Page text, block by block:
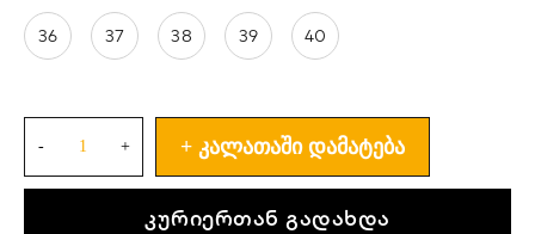
36 37 38 39 40
ᲙᲐᲚᲐᲗᲐᲨᲘ ᲓᲐᲛᲐᲢᲔᲑᲐ
კურიერთან გადახდა